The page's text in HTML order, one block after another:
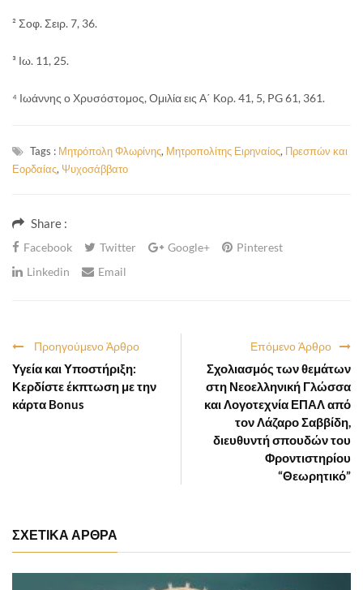
² Σοφ. Σειρ. 7, 36.
³ Ιω. 11, 25.
⁴ Ιωάννης ο Χρυσόστομος, Ομιλία εις Α΄ Κορ. 41, 5, PG 61, 361.
Tags : Μητρόπολη Φλωρίνης, Μητροπολίτης Ειρηναίος, Πρεσπών και
Εορδαίας, Ψυχοσάββατο
Share :
Facebook Twitter Google+
Pinterest
Linkedin
Email
Επόμενο Άρθρο
Σχολιασμός των θεμάτων
στη Νεοελληνική Γλώσσα
και Λογοτεχνία ΕΠΑΛ από
τον Λάζαρο Σαββίδη,
διευθυντή σπουδών του
Φροντιστηρίου
“Θεωρητικό”
Προηγούμενο Άρθρο
Υγεία και Υποστήριξη:
Κερδίστε έκπτωση με την
κάρτα Bonus
ΣΧΕΤΙΚΑ ΑΡΘΡΑ